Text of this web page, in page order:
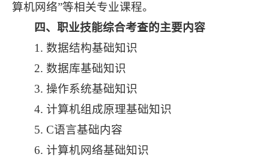
算机网络”等相关专业课程。
四、职业技能综合考查的主要内容
1 . 数据结构基础知识
2. 数据库基础知识
3.操作系统基础知识
4. 计算机组成原理基础知识
5.C语言基础内容
6.计算机网络基础知识